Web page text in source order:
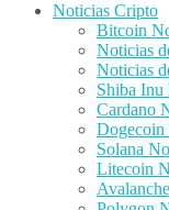
Noticias Cripto
Bitcoin
Noticias
Noticias
Shiba
Cardano
Solana
Litecoin